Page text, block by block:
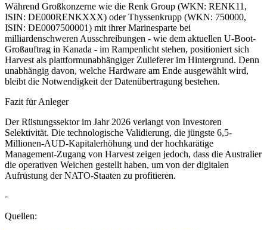
Während Großkonzerne wie die Renk Group (WKN: RENK11,
ISIN: DE000RENKXXX) oder Thyssenkrupp (WKN: 750000,
ISIN: DE0007500001) mit ihrer Marinesparte bei
milliardenschweren Ausschreibungen - wie dem aktuellen U-Boot-
Großauftrag in Kanada - im Rampenlicht stehen, positioniert sich
Harvest als plattformunabhängiger Zulieferer im Hintergrund. Denn
unabhängig davon, welche Hardware am Ende ausgewählt wird,
bleibt die Notwendigkeit der Datenübertragung bestehen.
Fazit für Anleger
Der Rüstungssektor im Jahr 2026 verlangt von Investoren
Selektivität. Die technologische Validierung, die jüngste 6,5-
Millionen-AUD-Kapitalerhöhung und der hochkarätige
Management-Zugang von Harvest zeigen jedoch, dass die Australier
die operativen Weichen gestellt haben, um von der digitalen
Aufrüstung der NATO-Staaten zu profitieren.
-
Quellen: